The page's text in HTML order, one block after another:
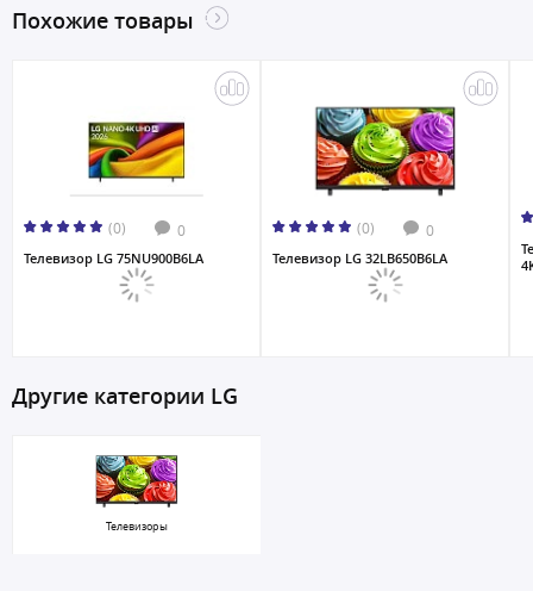
Похожие товары
(0) 0
Телевизор LG 75NU900B6LA
(0) 0
Телевизор LG 32LB650B6LA
Другие категории LG
Телевизоры